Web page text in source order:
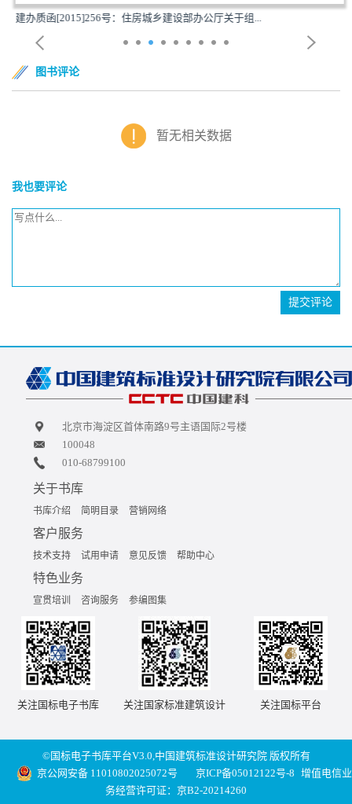
建办质函[2015]256号：住房城乡建设部办公厅关于组...
图书评论
暂无相关数据
我也要评论
提交评论
北京市海淀区首体南路9号主语国际2号楼
100048
010-68799100
关于书库
书库介绍 简明目录 营销网络
客户服务
技术支持 试用申请 意见反馈 帮助中心
特色业务
宣贯培训 咨询服务 参编图集
关注国标电子书库 关注国家标准建筑设计 关注国标平台
©国标电子书库平台V3.0,中国建筑标准设计研究院 版权所有
京公网安备 11010802025072号
京ICP备05012122号-8 增值电信业
务经营许可证：京B2-20214260